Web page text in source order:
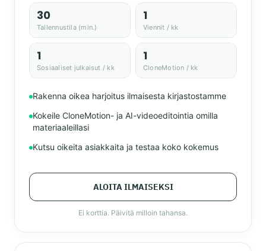
30
Tallennustila (min.)
1
Viennit / kk
1
Sosiaaliset julkaisut / kk
1
CloneMotion / kk
Rakenna oikea harjoitus ilmaisesta kirjastostamme
Kokeile CloneMotion- ja AI-videoeditointia omilla
materiaaleillasi
Kutsu oikeita asiakkaita ja testaa koko kokemus
ALOITA ILMAISEKSI
Ei korttia. Päivitä milloin tahansa.